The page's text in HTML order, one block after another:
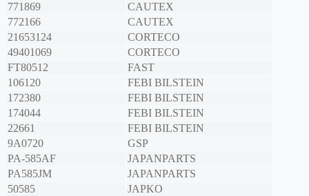
771869
CAUTEX
772166
CAUTEX
21653124
CORTECO
49401069
CORTECO
FT80512
FAST
106120
FEBI BILSTEIN
172380
FEBI BILSTEIN
174044
FEBI BILSTEIN
22661
FEBI BILSTEIN
9A0720
GSP
PA-585AF
JAPANPARTS
PA585JM
JAPANPARTS
50585
JAPKO